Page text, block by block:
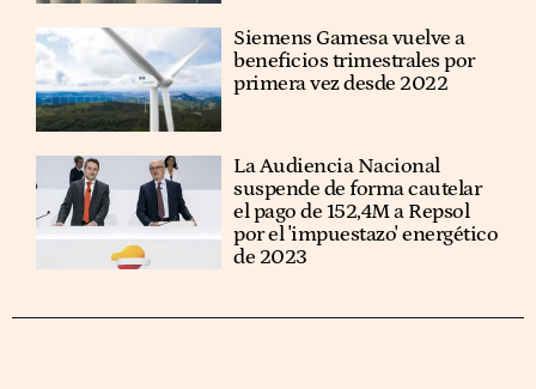
Siemens Gamesa vuelve a
beneficios trimestrales por
primera vez desde 2022
La Audiencia Nacional
suspende de forma cautelar
el pago de 152,4M a Repsol
por el 'impuestazo' energético
de 2023